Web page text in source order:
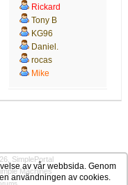
Rickard
Tony B
KG96
Daniel.
rocas
Mike
SimplePortal
Machines
av vår webbsida. Genom
användningen av cookies.